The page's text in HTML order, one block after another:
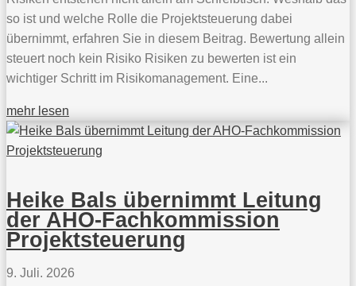
so ist und welche Rolle die Projektsteuerung dabei
übernimmt, erfahren Sie in diesem Beitrag. Bewertung allein
steuert noch kein Risiko Risiken zu bewerten ist ein
wichtiger Schritt im Risikomanagement. Eine...
mehr lesen
Heike Bals übernimmt Leitung
der AHO-Fachkommission
Projektsteuerung
9. Juli. 2026